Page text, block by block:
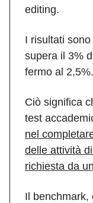
editing.
I risultati
supera il 3%
fermo al 2,5%.
Ciò significa
test
nel
delle attività
richiesta da
Il benchmark,